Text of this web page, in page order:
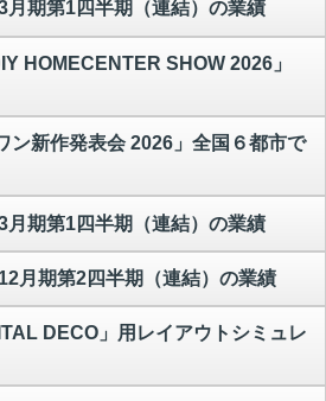
期第1四半期（連結）の業績
HOMECENTER SHOW 2026」
新作発表会 2026」全国６都市で
期第1四半期（連結）の業績
月期第2四半期（連結）の業績
DECO」用レイアウトシミュレ